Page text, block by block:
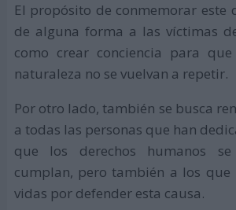
El propósito de conmemorar este
de alguna forma a las víctimas
como crear conciencia para
naturaleza no se vuelvan a repetir.
Por otro lado, también se busca
a todas las personas que han
que los derechos humanos
cumplan, pero también a los que
vidas por defender esta causa.